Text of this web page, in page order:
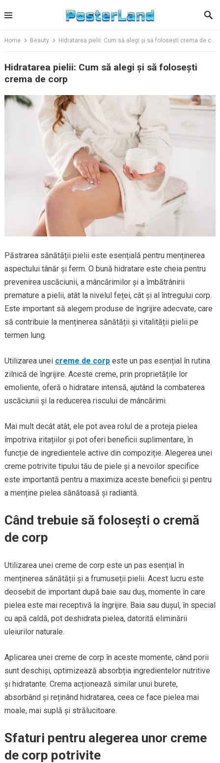
to
Home Beauty Hidratarea pielii: Cum să alegi și să folosești crema de corp
Hidratarea pielii: Cum să alegi și să folosești
crema de corp
Păstrarea sănătății pielii este esențială pentru menținerea
aspectului tânăr și ferm. O bună hidratare este cheia pentru
prevenirea uscăciunii, a mâncărimilor și a îmbătrânirii
premature a pielii, atât la nivelul feței, cât și al întregului corp.
Este important să alegem produse de îngrijire adecvate, care
să contribuie la menținerea sănătății și vitalității pielii pe
termen lung.
Utilizarea unei creme de corpeste un pas esențial în rutina
zilnică de îngrijire. Aceste creme, prin proprietățile lor
emoliente, oferă o hidratare intensă, ajutând la combaterea
uscăciunii și la reducerea riscului de mâncărimi.
Mai mult decât atât, ele pot avea rolul de a proteja pielea
împotriva iritațiilor și pot oferi beneficii suplimentare, în
funcție de ingredientele active din compoziție. Alegerea unei
creme potrivite tipului tău de piele și a nevoilor specifice
este importantă pentru a maximiza aceste beneficii și pentru
a menține pielea sănătoasă și radiantă.
Când trebuie să folosești o cremă
de corp
Utilizarea unei creme de corp este un pas esențial în
menținerea sănătății și a frumuseții pielii. Acest lucru este
deosebit de important după baie sau duș, momente în care
pielea este mai receptivă la îngrijire. Baia sau dușul, în special
cu apă caldă, pot deshidrata pielea, datorită eliminării
uleiurilor naturale.
Aplicarea unei creme de corp în aceste momente, când porii
sunt deschiși, optimizează absorbția ingredientelor nutritive
și hidratante. Crema acționează similar unui burete,
absorbând și reținând hidratarea, ceea ce face pielea mai
moale, mai suplă și strălucitoare.
Sfaturi pentru alegerea unor creme
de corp potrivite